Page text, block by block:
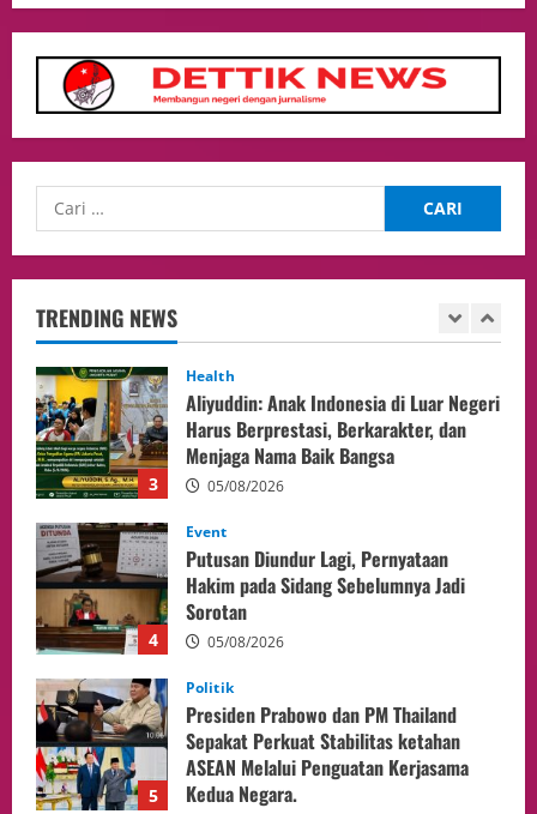
TRENDING NEWS
opini
Menteri BPLH Moh. Jumhur Hidayat
05/08/2026
Health
Aliyuddin: Anak Indonesia di Luar Negeri
Event
Putusan Diundur Lagi, Pernyataan
Hakim pada Sidang Sebelumnya Jadi
Sorotan
Politik
Presiden Prabowo dan PM Thailand
Sepakat Perkuat Stabilitas ketahan
ASEAN Melalui Penguatan Kerjasama
04/08/2026
Culture
Pengadilan Agama Jakarta Pusat
Selesaikan 25 Perkara Isbat Nikah bagi
WNI di Johor Bahru